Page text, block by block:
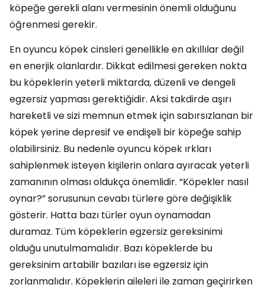
köpeğe gerekli alanı vermesinin önemli olduğunu
öğrenmesi gerekir.
En oyuncu köpek cinsleri genellikle en akıllılar değil
en enerjik olanlardır. Dikkat edilmesi gereken nokta
bu köpeklerin yeterli miktarda, düzenli ve dengeli
egzersiz yapması gerektiğidir. Aksi takdirde aşırı
hareketli ve sizi memnun etmek için sabırsızlanan bir
köpek yerine depresif ve endişeli bir köpeğe sahip
olabilirsiniz. Bu nedenle oyuncu köpek ırkları
sahiplenmek isteyen kişilerin onlara ayıracak yeterli
zamanının olması oldukça önemlidir. “Köpekler nasıl
oynar?” sorusunun cevabı türlere göre değişiklik
gösterir. Hatta bazı türler oyun oynamadan
duramaz. Tüm köpeklerin egzersiz gereksinimi
olduğu unutulmamalıdır. Bazı köpeklerde bu
gereksinim artabilir bazıları ise egzersiz için
zorlanmalıdır. Köpeklerin aileleri ile zaman geçirirken